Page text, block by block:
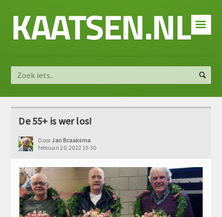
☰
KAATSEN.NL
De 55+ is wer los!
DoorJan Braaksma
februari 20, 2022 15:30